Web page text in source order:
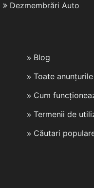
Dezmembrări Auto
Blog
Toate anunțurile
Cum
Termenii de
Căutari